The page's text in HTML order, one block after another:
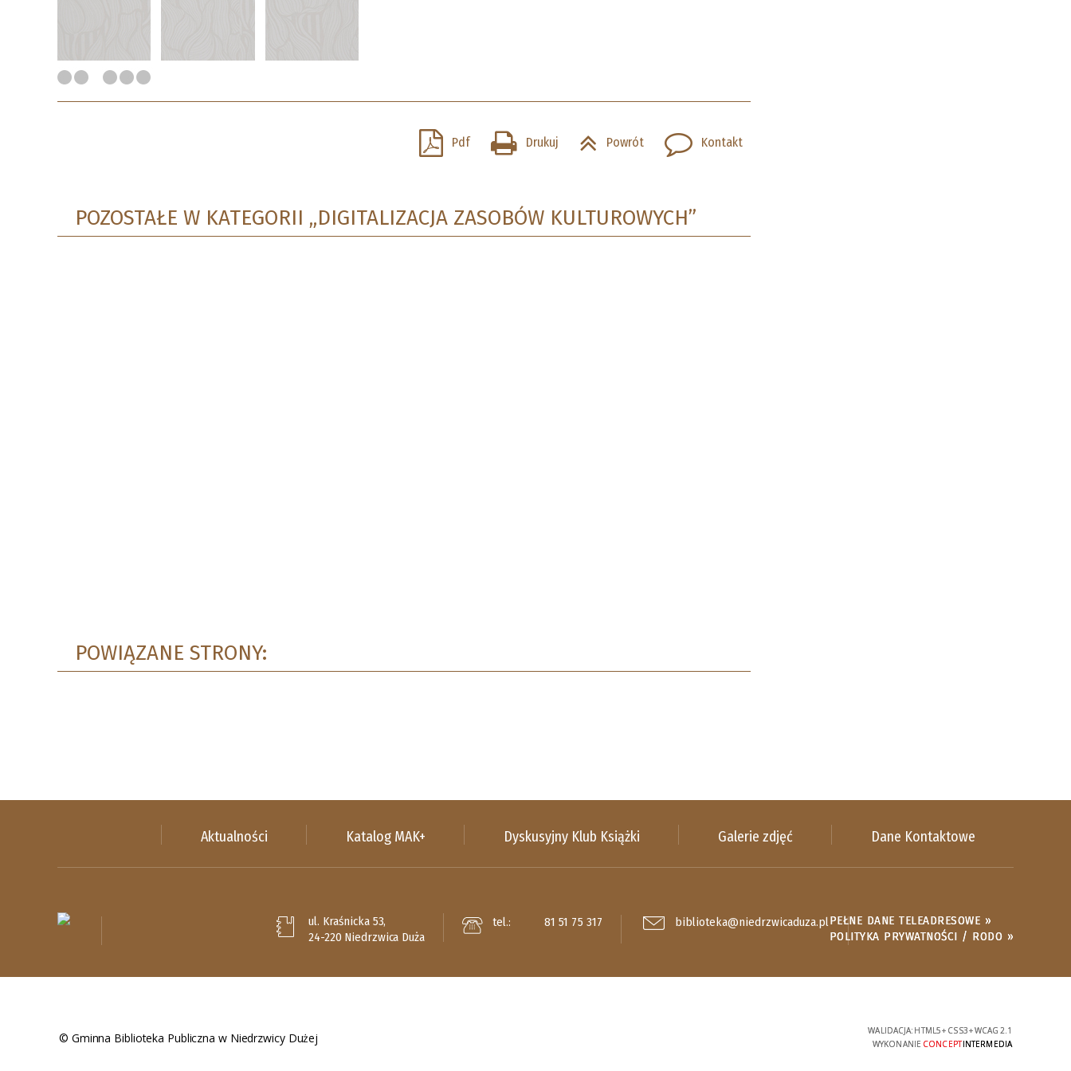
Pdf Drukuj Powrót Kontakt
POZOSTAŁE W KATEGORII „DIGITALIZACJA ZASOBÓW KULTUROWYCH”
POWIĄZANE STRONY:
Aktualności Katalog MAK+ Dyskusyjny Klub Książki Galerie zdjęć Dane Kontaktowe
ul. Kraśnicka 53,
24-220 Niedrzwica Duża
tel.: 81 51 75 317 biblioteka@niedrzwicaduza.plPEŁNE DANE TELEADRESOWE »
POLITYKA PRYWATNOŚCI / RODO »
© Gminna Biblioteka Publiczna w Niedrzwicy Dużej WALIDACJA: HTML5+ CSS3+WCAG 2.1
WYKONANIE CONCEPTINTERMEDIA